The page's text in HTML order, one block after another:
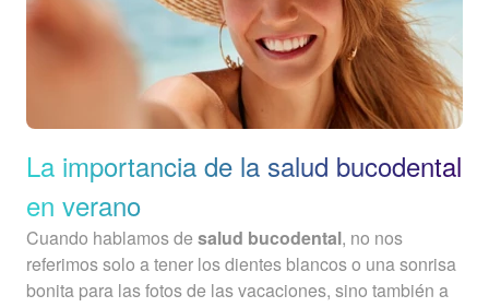
La importancia de la salud bucodental
en verano
Cuando hablamos de salud bucodental, no nos
referimos solo a tener los dientes blancos o una sonrisa
bonita para las fotos de las vacaciones, sino también a